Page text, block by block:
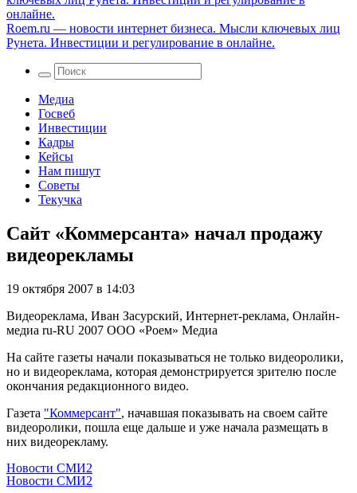
Roem.ru — новости интернет бизнеса. Мысли ключевых лиц
Рунета. Инвестиции и регулирование в онлайне.
Медиа
Госвеб
Инвестиции
Кадры
Кейсы
Нам пишут
Советы
Текучка
Сайт «Коммерсанта» начал продажу
видеорекламы
19 октября 2007 в 14:03
Видеореклама, Иван Засурский, Интернет-реклама, Онлайн-
медиа ru-RU 2007 ООО «Роем» Медиа
На сайте газеты начали показываться не только видеоролики,
но и видеореклама, которая демонстрируется зрителю после
окончания редакционного видео.
Газета "Коммерсант", начавшая показывать на своем сайте
видеоролики, пошла еще дальше и уже начала размещать в
них видеорекламу.
Новости СМИ2
Новости СМИ2